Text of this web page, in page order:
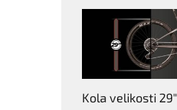
Kola velikosti 29"